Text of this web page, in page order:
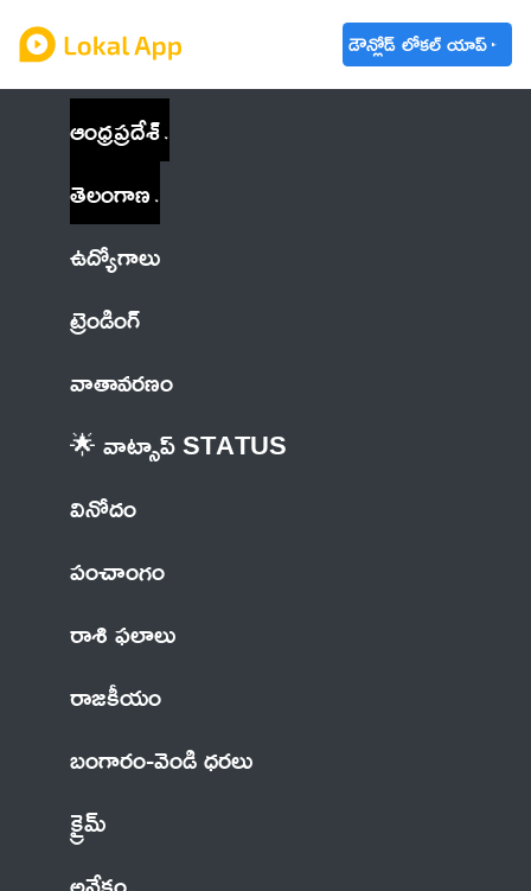
డౌన్లోడ్ లోకల్ యాప్
ఆంధ్రప్రదేశ్
తెలంగాణ
ఉద్యోగాలు
ట్రెండింగ్
వాతావరణం
🌟 వాట్సాప్ STATUS
వినోదం
పంచాంగం
రాశి ఫలాలు
రాజకీయం
బంగారం-వెండి ధరలు
క్రైమ్